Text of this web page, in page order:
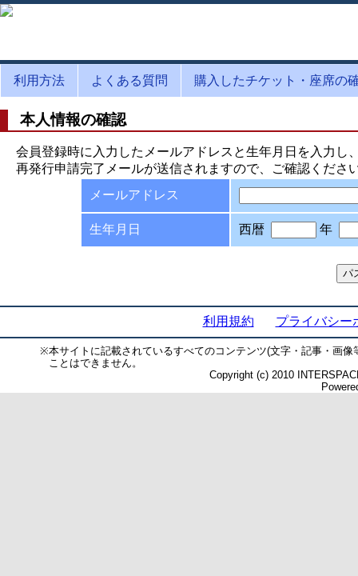
利用方法 よくある質問 購入したチケット・座席の
本人情報の確認
会員登録時に入力したメールアドレスと生年月日を入力
再発行申請完了メールが送信されますので、ご確認くださ
メールアドレス
生年月日 西暦 年
利用規約 プライバシー
※本サイトに記載されているすべてのコンテンツ(文字・記事・画
ことはできません。
Copyright (c) 2010